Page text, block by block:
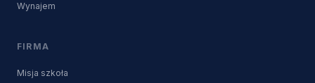
Wynajem
FIRMA
Misja szkoła